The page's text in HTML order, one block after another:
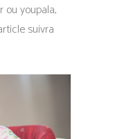
ou youpala,
suivra